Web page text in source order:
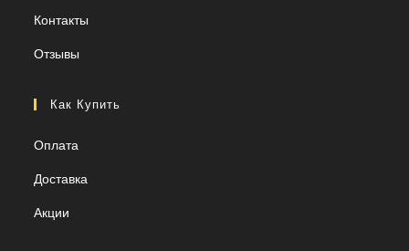
Контакты
Отзывы
Как Купить
Оплата
Доставка
Акции